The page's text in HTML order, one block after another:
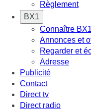
Règlement
BX1
Connaître BX1
Annonces et
Regarder et
Adresse
Publicité
Contact
Direct tv
Direct radio